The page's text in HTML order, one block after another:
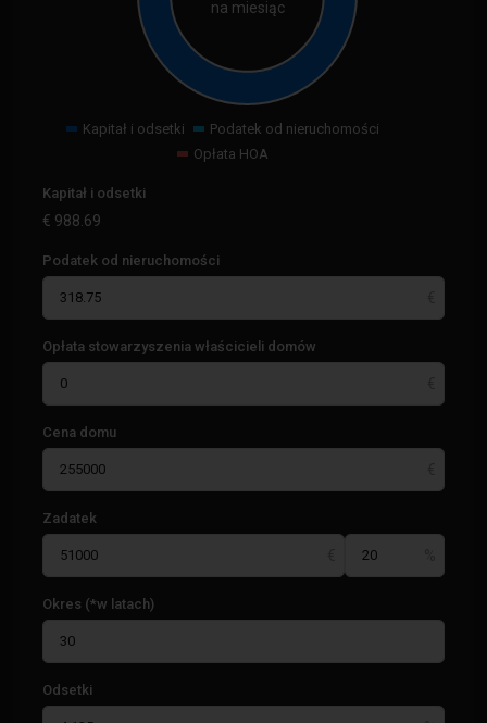
na miesiąc
Kapitał i odsetki
Podatek od nieruchomości
Opłata HOA
Kapitał i odsetki
€ 988.69
Podatek od nieruchomości
Opłata stowarzyszenia właścicieli domów
Cena domu
Zadatek
Okres (*w latach)
Odsetki